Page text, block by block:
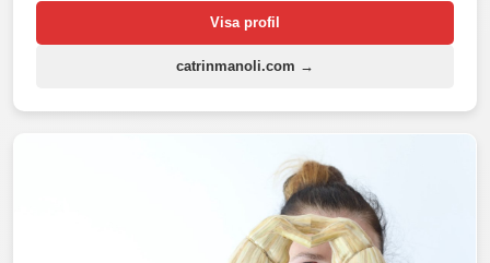
Visa profil
catrinmanoli.com →